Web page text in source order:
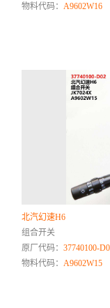
物料代码：A9602W16
北汽幻速H6
组合开关
原厂代码：37740100-
物料代码：A9602W15